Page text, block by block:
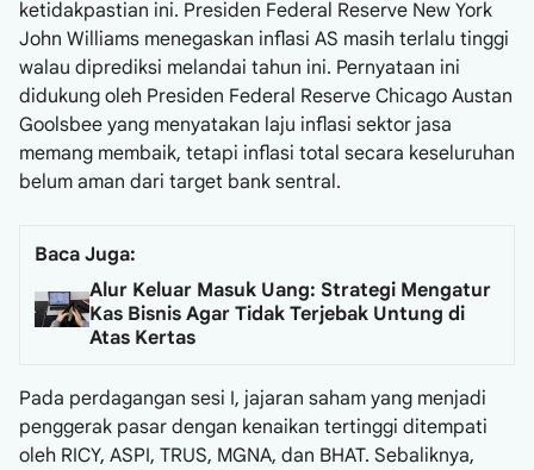
ketidakpastian ini. Presiden Federal Reserve New York
John Williams menegaskan inflasi AS masih terlalu tinggi
walau diprediksi melandai tahun ini. Pernyataan ini
didukung oleh Presiden Federal Reserve Chicago Austan
Goolsbee yang menyatakan laju inflasi sektor jasa
memang membaik, tetapi inflasi total secara keseluruhan
belum aman dari target bank sentral.
Baca Juga:
Alur Keluar Masuk Uang: Strategi Mengatur
Kas Bisnis Agar Tidak Terjebak Untung di
Atas Kertas
Pada perdagangan sesi I, jajaran saham yang menjadi
penggerak pasar dengan kenaikan tertinggi ditempati
oleh RICY, ASPI, TRUS, MGNA, dan BHAT. Sebaliknya,